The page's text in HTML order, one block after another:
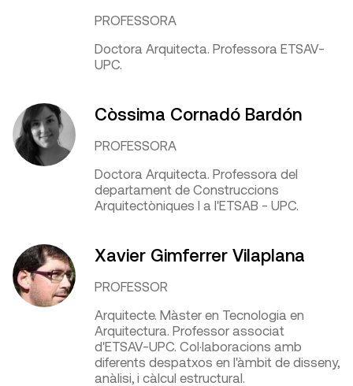
PROFESSORA
Doctora Arquitecta. Professora ETSAV-
UPC.
Còssima Cornadó Bardón
PROFESSORA
Doctora Arquitecta. Professora del
departament de Construccions
Arquitectòniques I a l'ETSAB - UPC.
Xavier Gimferrer Vilaplana
PROFESSOR
Arquitecte. Màster en Tecnologia en
Arquitectura. Professor associat
d'ETSAV-UPC. Col·laboracions amb
diferents despatxos en l'àmbit de disseny,
anàlisi, i càlcul estructural.